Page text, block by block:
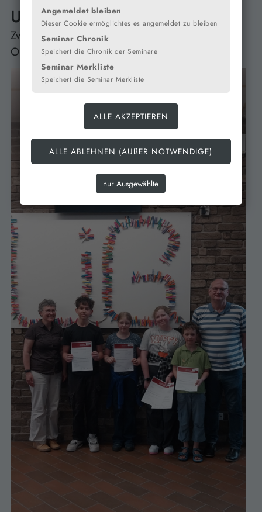
Angemeldet bleiben
Dieser Cookie ermöglichtes es angemeldet zu bleiben
Seminar Chronik
Speichert die Chronik der Seminare
Seminar Merkliste
Speichert die Seminar Merkliste
URKUNDENÜBERGABE:
Zweite Runde der Internationalen Junior Science
Olympiade